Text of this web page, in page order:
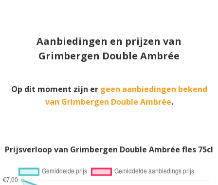
Aanbiedingen en prijzen van
Grimbergen Double Ambrée
Op dit moment zijn er geen aanbiedingen bekend
van Grimbergen Double Ambrée.
Prijsverloop van Grimbergen Double Ambrée fles 75cl